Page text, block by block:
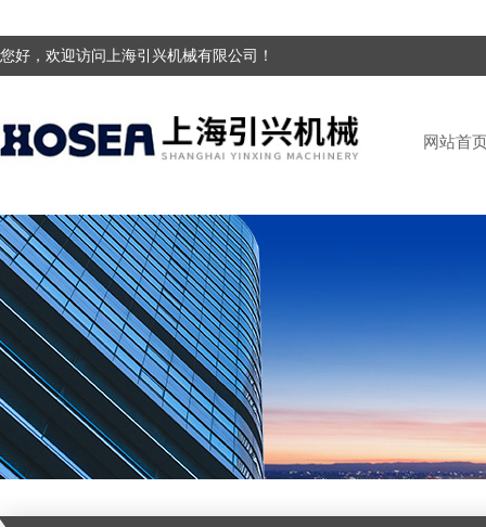
您好，欢迎访问上海引兴机械有限公司！
网站首